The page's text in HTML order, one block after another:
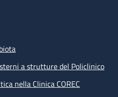
a strutture del Policlinico
nella Clinica COREC